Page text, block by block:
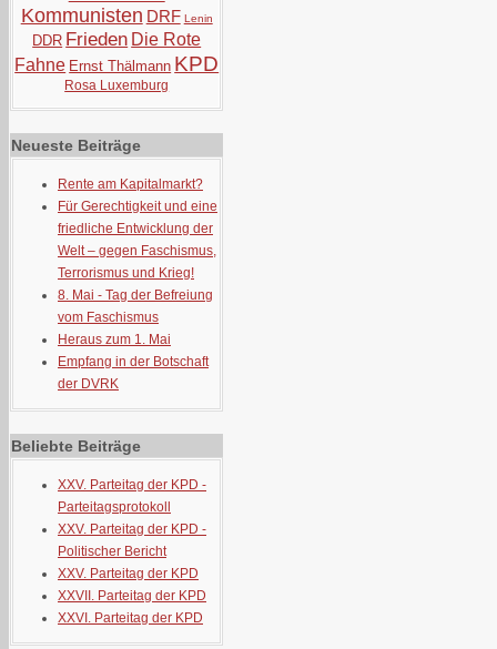
Kommunisten DRF Lenin
DDR Frieden Die Rote
Fahne Ernst Thälmann KPD
Rosa Luxemburg
Neueste Beiträge
Rente am Kapitalmarkt?
Für Gerechtigkeit und eine
friedliche Entwicklung der
Welt – gegen Faschismus,
Terrorismus und Krieg!
8. Mai - Tag der Befreiung
vom Faschismus
Heraus zum 1. Mai
Empfang in der Botschaft
der DVRK
Beliebte Beiträge
XXV. Parteitag der KPD -
Parteitagsprotokoll
XXV. Parteitag der KPD -
Politischer Bericht
XXV. Parteitag der KPD
XXVII. Parteitag der KPD
XXVI. Parteitag der KPD